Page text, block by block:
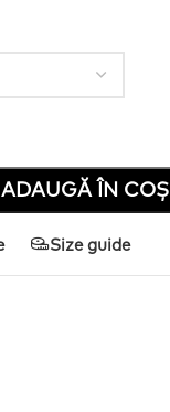
ADAUGĂ ÎN COȘ
Size guide